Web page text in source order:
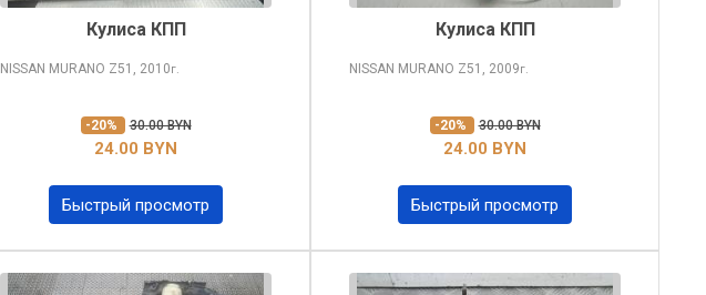
Кулиса КПП
NISSAN MURANO Z51, 2010г.
-20% 30.00 BYN
24.00 BYN
Быстрый просмотр
Кулиса КПП
NISSAN MURANO Z51, 2009г.
-20% 30.00 BYN
24.00 BYN
Быстрый просмотр